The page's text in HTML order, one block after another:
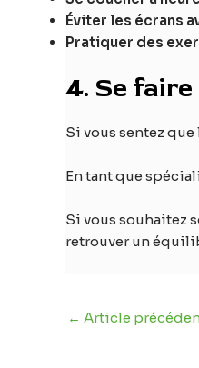
Éviter les écrans
Pratiquer des
4. Se
Si vous sentez
En tant que
Si vous souhaitez
retrouver un
← Article